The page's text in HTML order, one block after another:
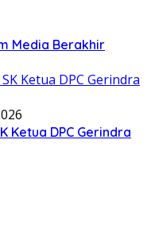
Media Berakhir
Ketua DPC Gerindra